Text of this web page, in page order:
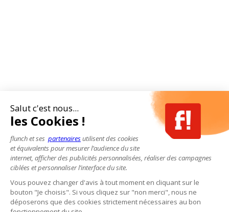
Salut c'est nous...
les Cookies !
flunch et ses partenairesutilisent des cookies
et équivalents pour mesurer l’audience du site
internet, afficher des publicités personnalisées, réaliser des campagnes
ciblées et personnaliser l’interface du site.
Vous pouvez changer d'avis à tout moment en cliquant sur le
bouton "Je choisis". Si vous cliquez sur "non merci", nous ne
déposerons que des cookies strictement nécessaires au bon